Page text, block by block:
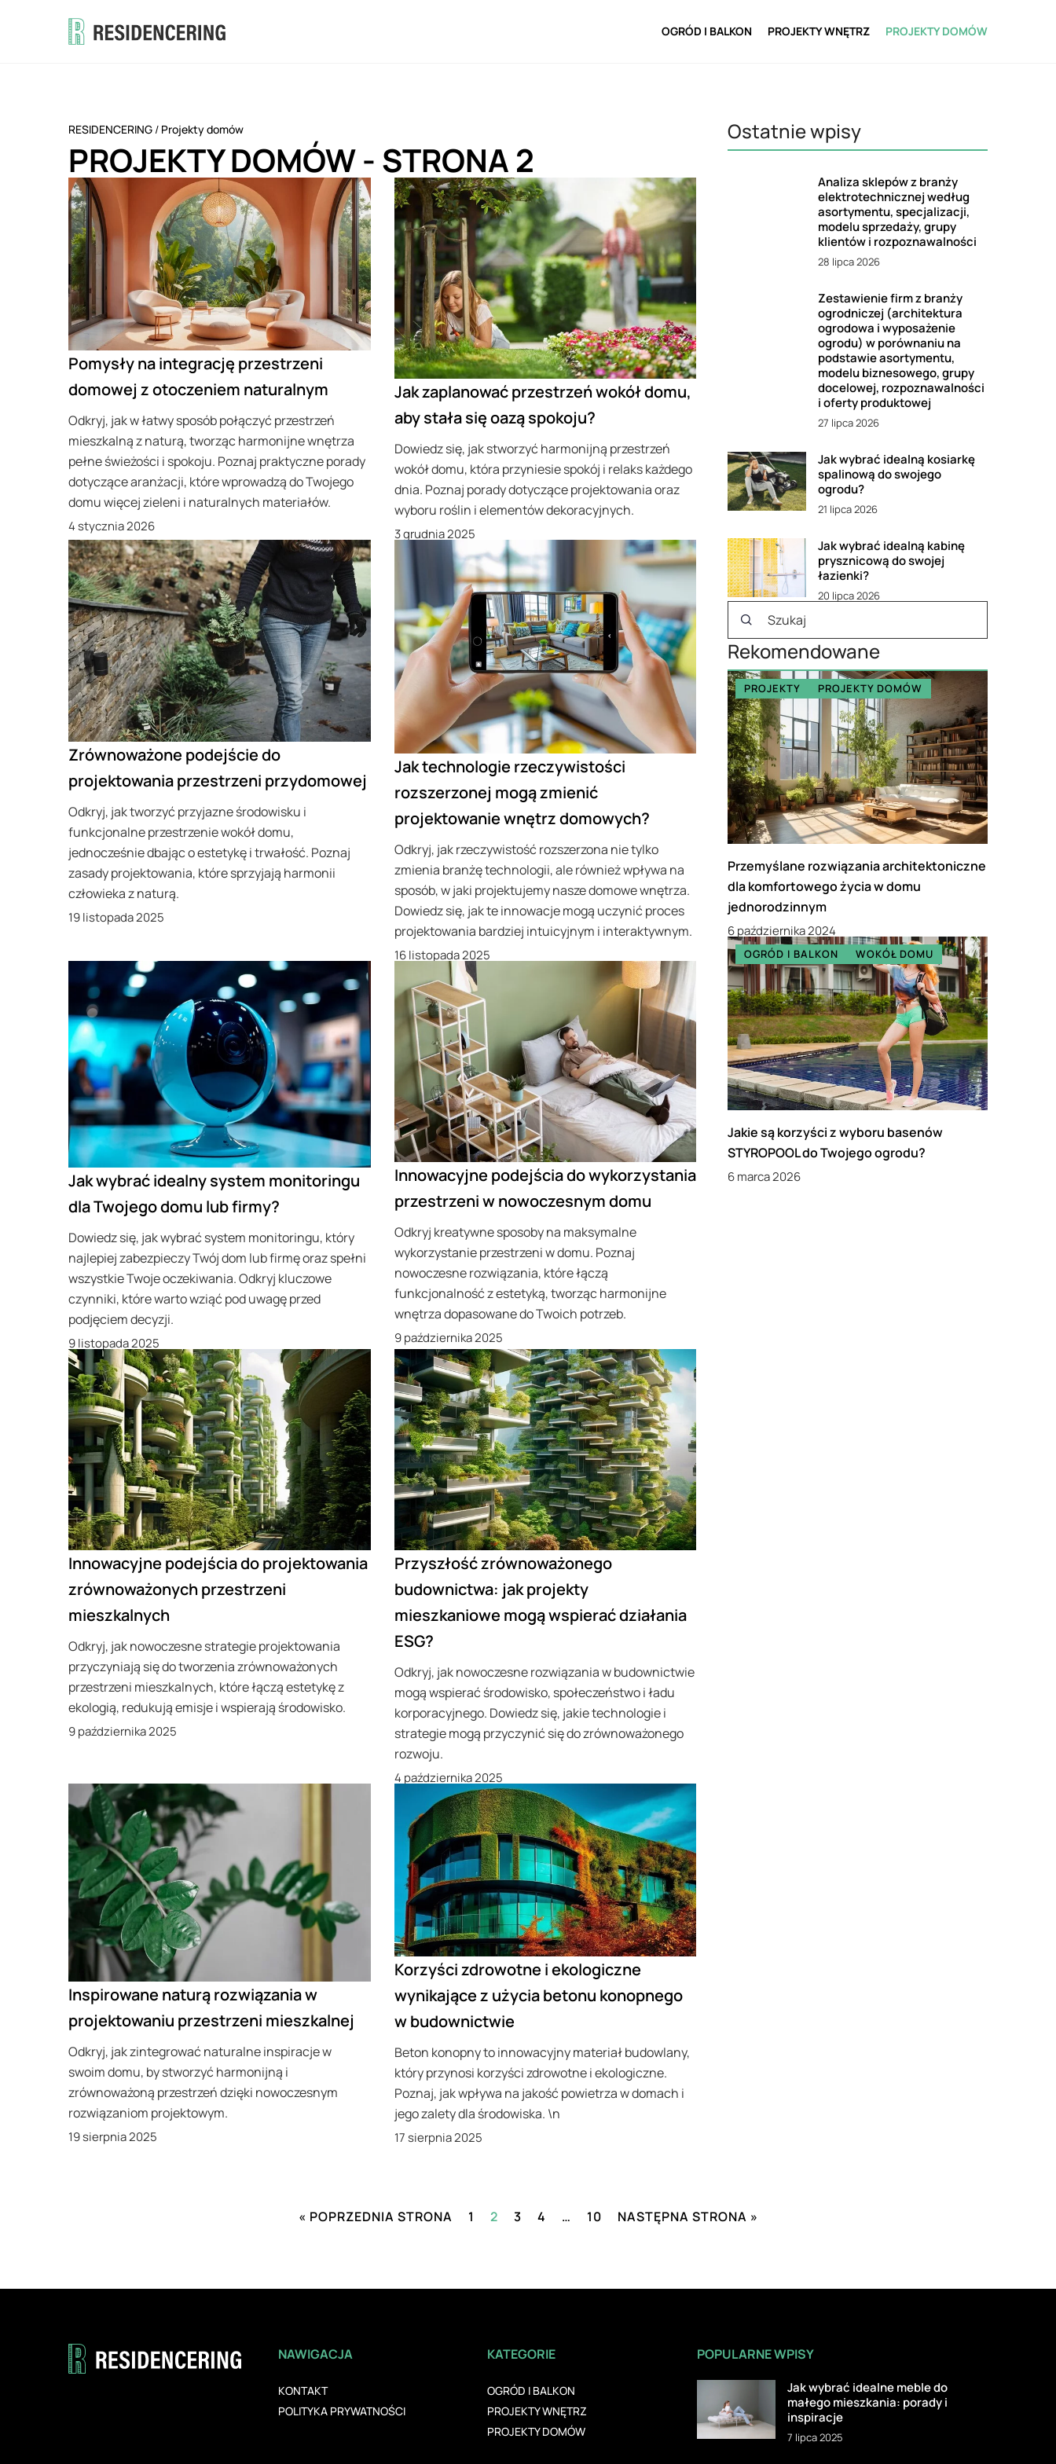
OGRÓD I BALKON PROJEKTY WNĘTRZ PROJEKTY DOMÓW
RESIDENCERING / Projekty domów
PROJEKTY DOMÓW- STRONA 2
Pomysły na integrację przestrzeni
domowej z otoczeniem naturalnym
Odkryj, jak w łatwy sposób połączyć przestrzeń
mieszkalną z naturą, tworząc harmonijne wnętrza
pełne świeżości i spokoju. Poznaj praktyczne porady
dotyczące aranżacji, które wprowadzą do Twojego
domu więcej zieleni i naturalnych materiałów.
4 stycznia 2026
Jak zaplanować przestrzeń wokół domu,
aby stała się oazą spokoju?
Dowiedz się, jak stworzyć harmonijną przestrzeń
wokół domu, która przyniesie spokój i relaks każdego
dnia. Poznaj porady dotyczące projektowania oraz
wyboru roślin i elementów dekoracyjnych.
3 grudnia 2025
Zrównoważone podejście do
projektowania przestrzeni przydomowej
Odkryj, jak tworzyć przyjazne środowisku i
funkcjonalne przestrzenie wokół domu,
jednocześnie dbając o estetykę i trwałość. Poznaj
zasady projektowania, które sprzyjają harmonii
człowieka z naturą.
19 listopada 2025
Jak technologie rzeczywistości
rozszerzonej mogą zmienić
projektowanie wnętrz domowych?
Odkryj, jak rzeczywistość rozszerzona nie tylko
zmienia branżę technologii, ale również wpływa na
sposób, w jaki projektujemy nasze domowe wnętrza.
Dowiedz się, jak te innowacje mogą uczynić proces
projektowania bardziej intuicyjnym i interaktywnym.
16 listopada 2025
Jak wybrać idealny system monitoringu
dla Twojego domu lub firmy?
Dowiedz się, jak wybrać system monitoringu, który
najlepiej zabezpieczy Twój dom lub firmę oraz spełni
wszystkie Twoje oczekiwania. Odkryj kluczowe
czynniki, które warto wziąć pod uwagę przed
podjęciem decyzji.
9 listopada 2025
Innowacyjne podejścia do wykorzystania
przestrzeni w nowoczesnym domu
Odkryj kreatywne sposoby na maksymalne
wykorzystanie przestrzeni w domu. Poznaj
nowoczesne rozwiązania, które łączą
funkcjonalność z estetyką, tworząc harmonijne
wnętrza dopasowane do Twoich potrzeb.
9 października 2025
Innowacyjne podejścia do projektowania
zrównoważonych przestrzeni
mieszkalnych
Odkryj, jak nowoczesne strategie projektowania
przyczyniają się do tworzenia zrównoważonych
przestrzeni mieszkalnych, które łączą estetykę z
ekologią, redukują emisje i wspierają środowisko.
9 października 2025
Przyszłość zrównoważonego
budownictwa: jak projekty
mieszkaniowe mogą wspierać działania
ESG?
Odkryj, jak nowoczesne rozwiązania w budownictwie
mogą wspierać środowisko, społeczeństwo i ładu
korporacyjnego. Dowiedz się, jakie technologie i
strategie mogą przyczynić się do zrównoważonego
rozwoju.
4 października 2025
Inspirowane naturą rozwiązania w
projektowaniu przestrzeni mieszkalnej
Odkryj, jak zintegrować naturalne inspiracje w
swoim domu, by stworzyć harmonijną i
zrównoważoną przestrzeń dzięki nowoczesnym
rozwiązaniom projektowym.
19 sierpnia 2025
Korzyści zdrowotne i ekologiczne
wynikające z użycia betonu konopnego
w budownictwie
Beton konopny to innowacyjny materiał budowlany,
który przynosi korzyści zdrowotne i ekologiczne.
Poznaj, jak wpływa na jakość powietrza w domach i
jego zalety dla środowiska. \n
17 sierpnia 2025
Ostatnie wpisy
Analiza sklepów z branży
elektrotechnicznej według
asortymentu, specjalizacji,
modelu sprzedaży, grupy
klientów i rozpoznawalności
28 lipca 2026
Zestawienie firm z branży
ogrodniczej (architektura
ogrodowa i wyposażenie
ogrodu) w porównaniu na
podstawie asortymentu,
modelu biznesowego, grupy
docelowej, rozpoznawalności
i oferty produktowej
27 lipca 2026
Jak wybrać idealną kosiarkę
spalinową do swojego
ogrodu?
21 lipca 2026
Jak wybrać idealną kabinę
prysznicową do swojej
łazienki?
20 lipca 2026
Rekomendowane
PROJEKTY PROJEKTY DOMÓW
Przemyślane rozwiązania architektoniczne
dla komfortowego życia w domu
jednorodzinnym
6 października 2024
OGRÓD I BALKON WOKÓŁ DOMU
Jakie są korzyści z wyboru basenów
STYROPOOL do Twojego ogrodu?
6 marca 2026
« POPRZEDNIA STRONA 1 2 3 4 … 10 NASTĘPNA STRONA »
NAWIGACJA
KONTAKT
POLITYKA PRYWATNOŚCI
KATEGORIE
OGRÓD I BALKON
PROJEKTY WNĘTRZ
PROJEKTY DOMÓW
POPULARNE WPISY
Jak wybrać idealne meble do
małego mieszkania: porady i
inspiracje
7 lipca 2025